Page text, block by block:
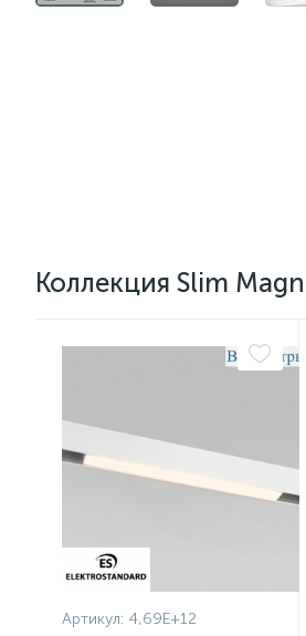
Коллекция Slim
Артикул: 4,69E+12